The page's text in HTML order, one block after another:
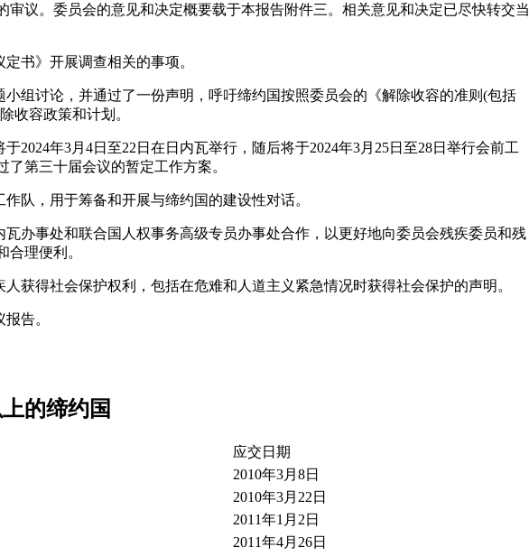
审议。委员会的意见和决定概要载于本报告附件三。相关意见和决定已尽快转交当
书》开展调查相关的事项。
组讨论，并通过了一份声明，呼吁缔约国按照委员会的《解除收容的准则(包括
收容政策和计划。
2024年3月4日至22日在日内瓦举行，随后将于2024年3月25日至28日举行会前工
第三十届会议的暂定工作方案。
队，用于筹备和开展与缔约国的建设性对话。
瓦办事处和联合国人权事务高级专员办事处合作，以更好地向委员会残疾委员和残
合理便利。
获得社会保护权利，包括在危难和人道主义紧急情况时获得社会保护的声明。
告。
的缔约国
应交日期
2010年3月8日
2010年3月22日
2011年1月2日
2011年4月26日